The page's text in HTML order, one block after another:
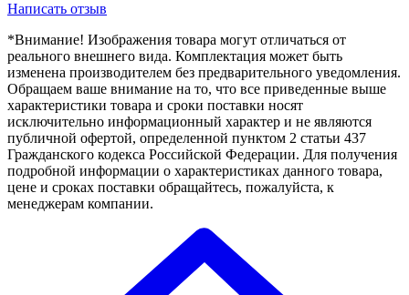
Написать отзыв
*Внимание! Изображения товара могут отличаться от
реального внешнего вида. Комплектация может быть
изменена производителем без предварительного уведомления.
Обращаем ваше внимание на то, что все приведенные выше
характеристики товара и сроки поставки носят
исключительно информационный характер и не являются
публичной офертой, определенной пунктом 2 статьи 437
Гражданского кодекса Российской Федерации. Для получения
подробной информации о характеристиках данного товара,
цене и сроках поставки обращайтесь, пожалуйста, к
менеджерам компании.